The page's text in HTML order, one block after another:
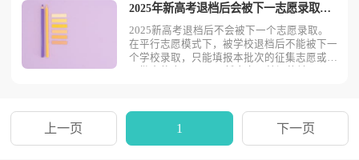
公室表明退档意向
2025年新高考退档后会被下一志愿录取吗 怎么避免退档
2025新高考退档后不会被下一个志愿录取。
在平行志愿模式下，被学校退档后不能被下一
个学校录取，只能填报本批次的征集志愿或下
愿被退档之后是直接进入下一批次的录取。在
上一页 1 下一页